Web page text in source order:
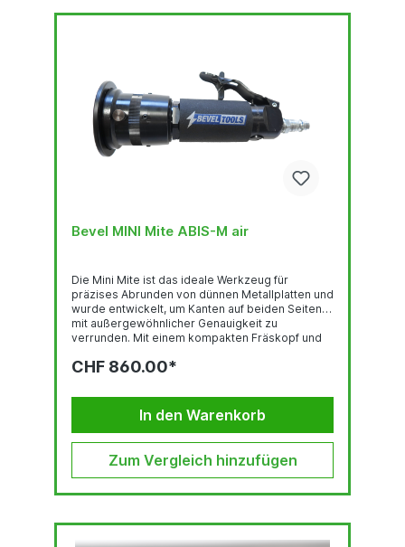
Bevel MINI Mite ABIS-M air
Die Mini Mite ist das ideale Werkzeug für
präzises Abrunden von dünnen Metallplatten und
wurde entwickelt, um Kanten auf beiden Seiten
mit außergewöhnlicher Genauigkeit zu
verrunden. Mit einem kompakten Fräskopf und
eignet sich der Mini Mite hervorragend für
entscheidend ist.Fräsköpfe erhalten Sie im
Radius R1 - R2 und 45°.
CHF 860.00*
In den Warenkorb
Zum Vergleich hinzufügen